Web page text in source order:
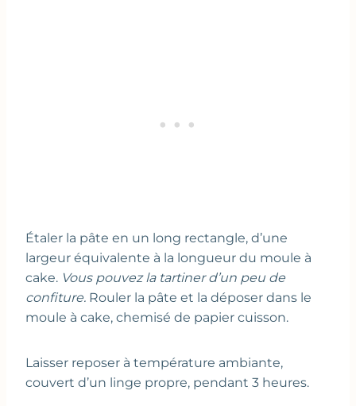
Étaler la pâte en un long rectangle, d’une
largeur équivalente à la longueur du moule à
cake. Vous pouvez la tartiner d’un peu de
confiture. Rouler la pâte et la déposer dans le
moule à cake, chemisé de papier cuisson.
Laisser reposer à température ambiante,
couvert d’un linge propre, pendant 3 heures.